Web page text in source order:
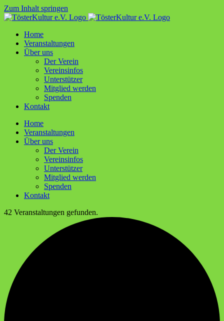
Zum Inhalt springen
Home
Ver­an­stal­tun­gen
Über uns
Der Ver­ein
Ver­ein­sin­fos
Unter­stüt­zer
Mit­glied werden
Spen­den
Kon­takt
Home
Ver­an­stal­tun­gen
Über uns
Der Ver­ein
Ver­ein­sin­fos
Unter­stüt­zer
Mit­glied werden
Spen­den
Kon­takt
42 Veranstaltungen gefunden.